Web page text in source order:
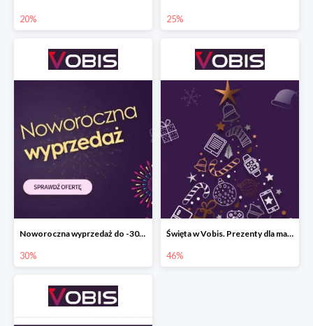
20% 25%
Noworoczna wyprzedaż do -30% w Vobis
30%
Święta w Vobis. Prezenty dla małych i dużych do -46%
46%